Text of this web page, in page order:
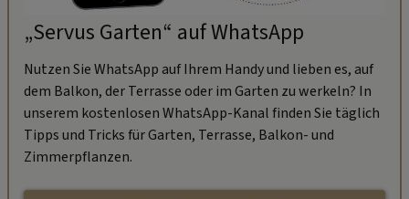
„Servus Garten“ auf WhatsApp
Nutzen Sie WhatsApp auf Ihrem Handy und lieben es, auf
dem Balkon, der Terrasse oder im Garten zu werkeln? In
unserem kostenlosen WhatsApp-Kanal finden Sie täglich
Tipps und Tricks für Garten, Terrasse, Balkon- und
Zimmerpflanzen.